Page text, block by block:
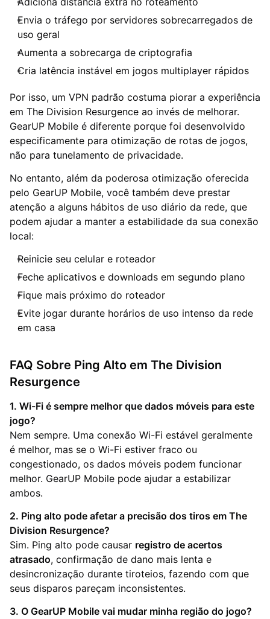
Envia o tráfego por servidores sobrecarregados de
uso geral
Aumenta a sobrecarga de criptografia
Cria latência instável em jogos multiplayer rápidos
Por isso, um VPN padrão costuma piorar a experiência
em The Division Resurgence ao invés de melhorar.
GearUP Mobile é diferente porque foi desenvolvido
especificamente para otimização de rotas de jogos,
não para tunelamento de privacidade.
No entanto, além da poderosa otimização oferecida
pelo GearUP Mobile, você também deve prestar
atenção a alguns hábitos de uso diário da rede, que
podem ajudar a manter a estabilidade da sua conexão
local:
Reinicie seu celular e roteador
Feche aplicativos e downloads em segundo plano
Fique mais próximo do roteador
Evite jogar durante horários de uso intenso da rede
em casa
FAQ Sobre Ping Alto em The Division
Resurgence
1. Wi-Fi é sempre melhor que dados móveis para este
jogo?
Nem sempre. Uma conexão Wi-Fi estável geralmente
é melhor, mas se o Wi-Fi estiver fraco ou
congestionado, os dados móveis podem funcionar
melhor. GearUP Mobile pode ajudar a estabilizar
ambos.
2. Ping alto pode afetar a precisão dos tiros em The
Division Resurgence?
Sim. Ping alto pode causar registro de acertos
atrasado, confirmação de dano mais lenta e
desincronização durante tiroteios, fazendo com que
seus disparos pareçam inconsistentes.
3. O GearUP Mobile vai mudar minha região do jogo?